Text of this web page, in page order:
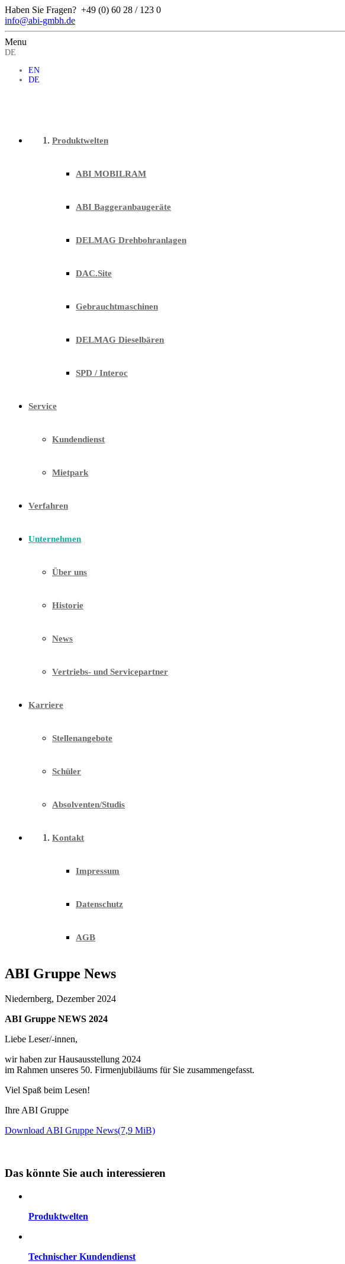
Haben Sie Fragen? +49 (0) 60 28 / 123 0
info@abi-gmbh.de
Menu
DE
EN
DE
Produktwelten
ABI MOBILRAM
ABI Baggeranbaugeräte
DELMAG Drehbohranlagen
DAC.Site
Gebrauchtmaschinen
DELMAG Dieselbären
SPD / Interoc
Service
Kundendienst
Mietpark
Verfahren
Unternehmen
Über uns
Historie
News
Vertriebs- und Servicepartner
Karriere
Stellenangebote
Schüler
Absolventen/Studis
Kontakt
Impressum
Datenschutz
AGB
ABI Gruppe News
Niedernberg, Dezember 2024
ABI Gruppe NEWS 2024
Liebe Leser/-innen,
wir haben zur Hausausstellung 2024
im Rahmen unseres 50. Firmenjubiläums für Sie zusammengefasst.
Viel Spaß beim Lesen!
Ihre ABI Gruppe
Download ABI Gruppe News(7,9 MiB)
Das könnte Sie auch interessieren
Produktwelten
Technischer Kundendienst